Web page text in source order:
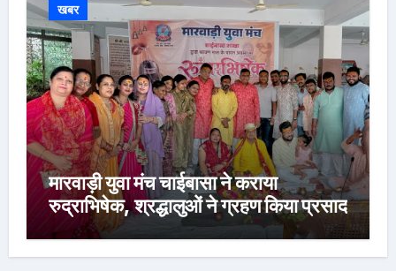
खबर
मारवाड़ी युवा मंच चाईबासा ने कराया
रुद्राभिषेक, श्रद्धालुओं ने ग्रहण किया प्रसाद